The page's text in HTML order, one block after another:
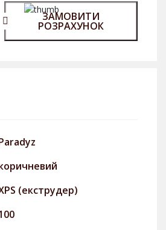
ЗАМОВИТИ
РОЗРАХУНОК
(екструдер)